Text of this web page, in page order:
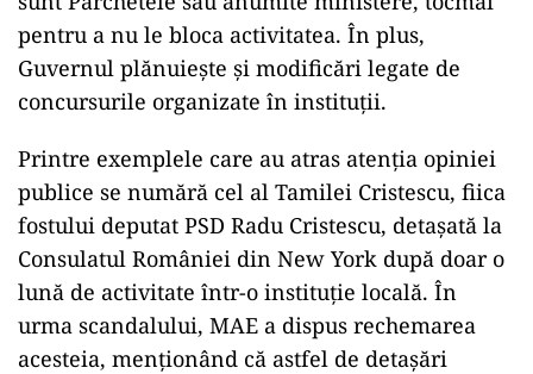
pentru a nu le bloca activitatea. În plus,
Guvernul plănuiește și modificări legate de
concursurile organizate în instituții.
Printre exemplele care au atras atenția opiniei
publice se numără cel al Tamilei Cristescu, fiica
fostului deputat PSD Radu Cristescu, detașată la
Consulatul României din New York după doar o
lună de activitate într-o instituție locală. În
urma scandalului, MAE a dispus rechemarea
acesteia, menționând că astfel de detașări